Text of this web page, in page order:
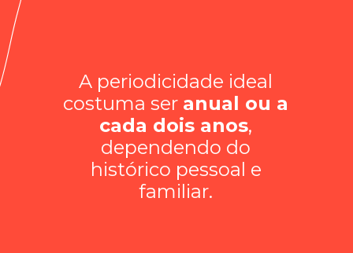
A periodicidade ideal
costuma ser anual ou a
cada dois anos,
dependendo do
histórico pessoal e
familiar.